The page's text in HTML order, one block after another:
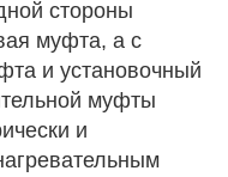
стороны
муфта, а с
и установочный
муфты
и